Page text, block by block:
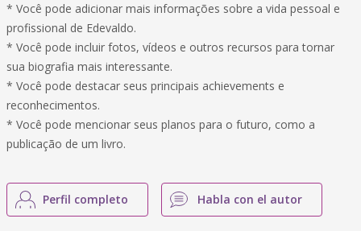
* Você pode adicionar mais informações sobre a vida pessoal e
profissional de Edevaldo.
* Você pode incluir fotos, vídeos e outros recursos para tornar
sua biografia mais interessante.
* Você pode destacar seus principais achievements e
reconhecimentos.
* Você pode mencionar seus planos para o futuro, como a
publicação de um livro.
Perfil completo Habla con el autor